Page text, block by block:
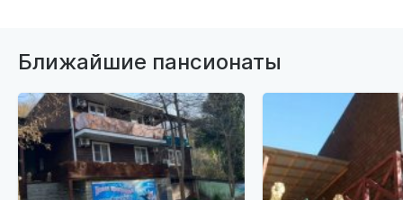
Ближайшие пансионаты